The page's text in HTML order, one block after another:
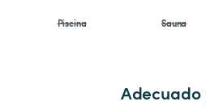
Piscina Sauna
Adecuado